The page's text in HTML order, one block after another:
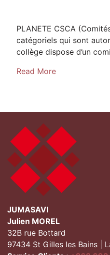
PLANETE CSCA
catégoriels qui sont
collège dispose d’un
Read More
JUMASAVI
Julien MOREL
32B rue Bottard
97434 St Gilles les Bains |